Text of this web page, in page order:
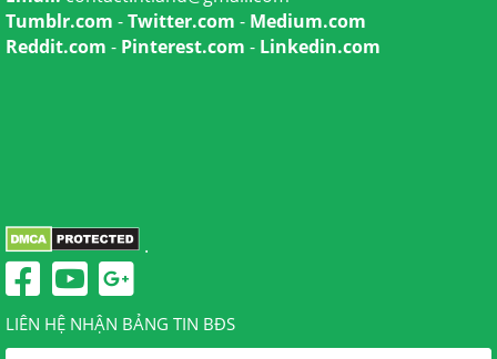
Tumblr.com -Twitter.com - Medium.com
Reddit.com - Pinterest.com - Linkedin.com
.
LIÊN HỆ NHẬN BẢNG TIN BĐS